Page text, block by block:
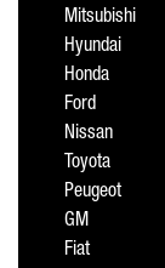
Mitsubishi
Hyundai
Honda
Ford
Nissan
Toyota
Peugeot
GM
Fiat